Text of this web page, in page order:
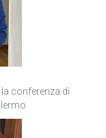
la conferenza di